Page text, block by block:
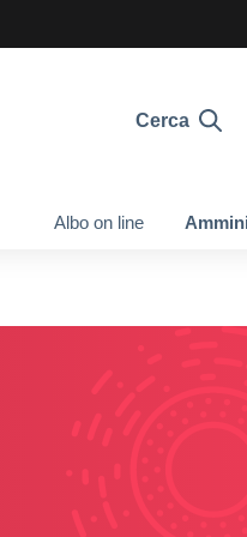
Cerca
Albo on line